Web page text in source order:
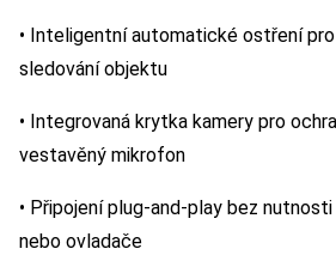
• Inteligentní automatické ostření
sledování objektu
• Integrovaná krytka kamery pro
vestavěný mikrofon
• Připojení plug-and-play bez
nebo ovladače